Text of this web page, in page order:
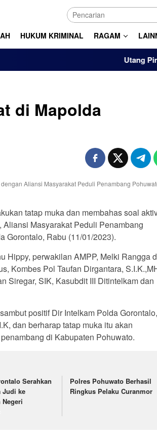
HUKUM KRIMINAL RAGAM
Utang Pinjol
di Mapolda
tatap muka dan membahas soal
Masyarakat Peduli Penambang
Gorontalo, Rabu (11/01/2023).
Hippy, perwakilan AMPP, Melki Rangga
Kombes Pol Taufan Dirgantara,
Siregar, SIK, Kasubdit III Ditintelkam dan
positif Dir Intelkam Polda Gorontalo,
dan berharap tatap muka itu akan
di Kabupaten Pohuwato.
Serahkan
Judi ke
Negeri
Polres Pohuwato Berhasil
Ringkus Pelaku Curanmor